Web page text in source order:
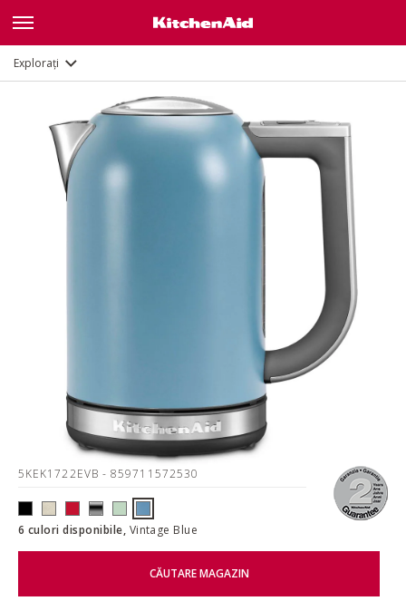
Explorați
5KEK1722EVB - 859711572530
6 culori disponibile, Vintage Blue
CĂUTARE MAGAZIN